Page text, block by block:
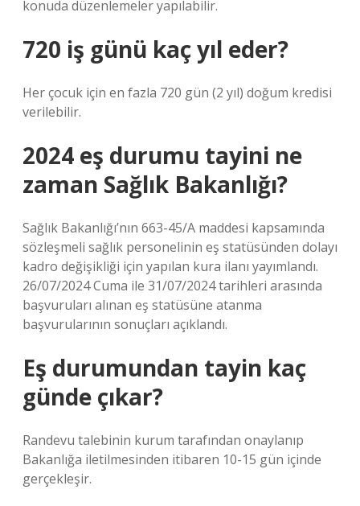
konuda düzenlemeler yapılabilir.
720 iş günü kaç yıl eder?
Her çocuk için en fazla 720 gün (2 yıl) doğum kredisi
verilebilir.
2024 eş durumu tayini ne
zaman Sağlık Bakanlığı?
Sağlık Bakanlığı’nın 663-45/A maddesi kapsamında
sözleşmeli sağlık personelinin eş statüsünden dolayı
kadro değişikliği için yapılan kura ilanı yayımlandı.
26/07/2024 Cuma ile 31/07/2024 tarihleri ​​arasında
başvuruları alınan eş statüsüne atanma
başvurularının sonuçları açıklandı.
Eş durumundan tayin kaç
günde çıkar?
Randevu talebinin kurum tarafından onaylanıp
Bakanlığa iletilmesinden itibaren 10-15 gün içinde
gerçekleşir.